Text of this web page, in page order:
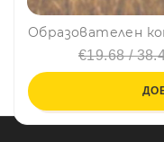
€19.68 /